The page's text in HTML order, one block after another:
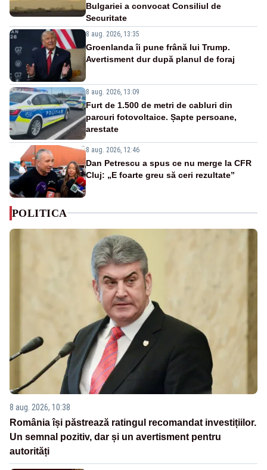
Bulgariei a convocat Consiliul de
Securitate
8 aug. 2026, 13:35
Groenlanda îi pune frână lui Trump.
Avertisment dur după planul de foraj
8 aug. 2026, 13:09
Furt de 1.500 de metri de cabluri din
parcuri fotovoltaice. Șapte persoane,
arestate
8 aug. 2026, 12:46
Dan Petrescu a spus ce nu merge la CFR
Cluj: „E foarte greu să ceri rezultate”
POLITICA
8 aug. 2026, 10:38
România își păstrează ratingul recomandat investițiilor.
Un semnal pozitiv, dar și un avertisment pentru
autorități